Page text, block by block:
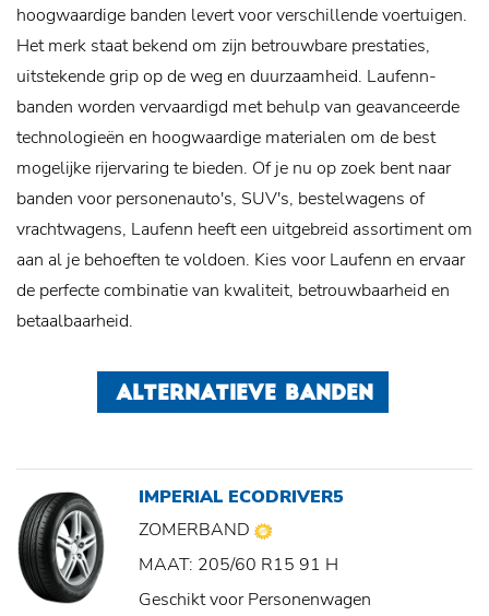
hoogwaardige banden levert voor verschillende voertuigen.
Het merk staat bekend om zijn betrouwbare prestaties,
uitstekende grip op de weg en duurzaamheid. Laufenn-
banden worden vervaardigd met behulp van geavanceerde
technologieën en hoogwaardige materialen om de best
mogelijke rijervaring te bieden. Of je nu op zoek bent naar
banden voor personenauto's, SUV's, bestelwagens of
vrachtwagens, Laufenn heeft een uitgebreid assortiment om
aan al je behoeften te voldoen. Kies voor Laufenn en ervaar
de perfecte combinatie van kwaliteit, betrouwbaarheid en
betaalbaarheid.
ALTERNATIEVE BANDEN
IMPERIAL ECODRIVER5
ZOMERBAND
MAAT: 205/60 R15 91 H
Geschikt voor Personenwagen